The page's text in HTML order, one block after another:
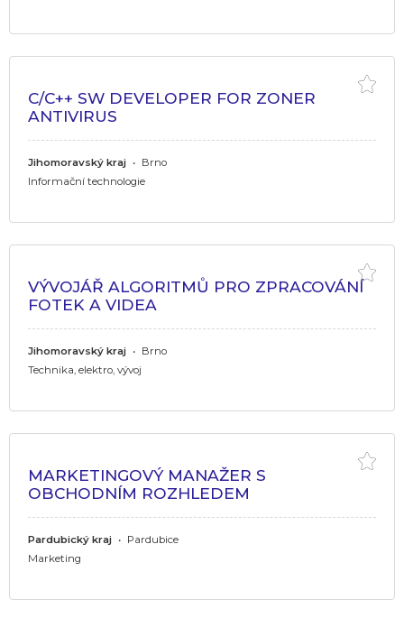
C/C++ SW DEVELOPER FOR ZONER
ANTIVIRUS
Jihomoravský kraj • Brno
Informační technologie
VÝVOJÁŘ ALGORITMŮ PRO ZPRACOVÁNÍ
FOTEK A VIDEA
Jihomoravský kraj • Brno
Technika, elektro, vývoj
MARKETINGOVÝ MANAŽER S
OBCHODNÍM ROZHLEDEM
Pardubický kraj • Pardubice
Marketing